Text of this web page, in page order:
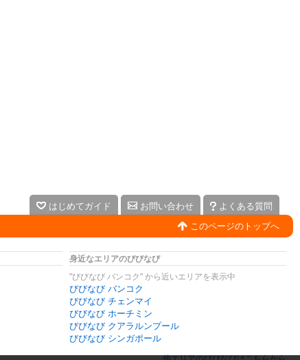
はじめてガイド お問い合わせ
よくある質問
このページのトップへ
身近なエリアのびびなび
"びびなび バンコク" から近いエリアを表示中
びびなび バンコク
びびなび チェンマイ
びびなび ホーチミン
びびなび クアラルンプール
びびなび シンガポール